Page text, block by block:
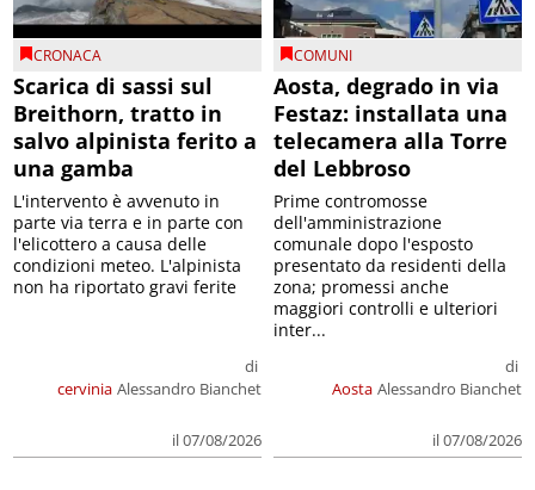
CRONACA
Scarica di sassi sul
Breithorn, tratto in
salvo alpinista ferito a
una gamba
cervinia
di
Alessandro Bianchet
il 07/08/2026
L'intervento è avvenuto in
parte via terra e in parte con
l'elicottero a causa delle
condizioni meteo. L'alpinista
non ha riportato gravi ferite
COMUNI
Aosta, degrado in via
Festaz: installata una
telecamera alla Torre
del Lebbroso
Aosta
di
Alessandro Bianchet
il 07/08/2026
Prime contromosse
dell'amministrazione
comunale dopo l'esposto
presentato da residenti della
zona; promessi anche
maggiori controlli e ulteriori
inter...